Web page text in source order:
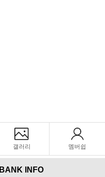
갤러리 멤버쉽
BANK INFO